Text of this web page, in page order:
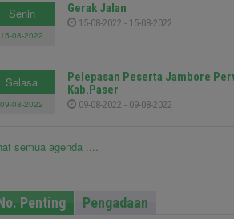
Senin
15-08-2022
Gerak Jalan
15-08-2022 - 15-08-2022
Selasa
09-08-2022
Pelepasan Peserta Jambore
Kab.Paser
09-08-2022 - 09-08-2022
semua agenda ....
Penting Pengadaan